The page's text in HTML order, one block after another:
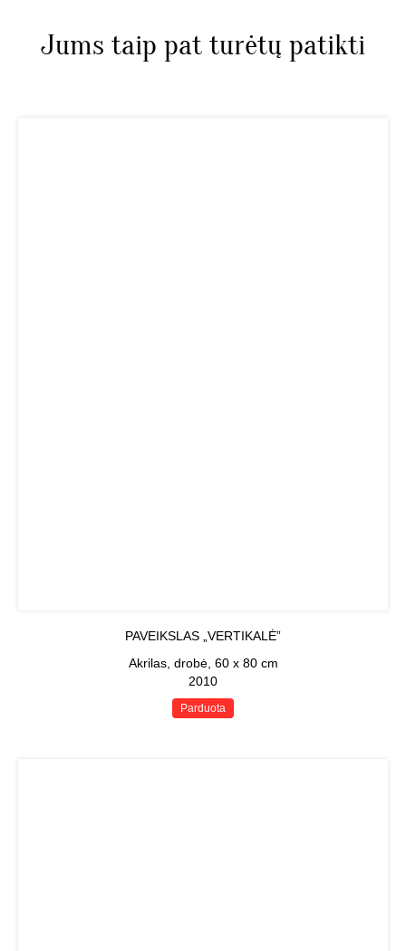
Jums taip pat turėtų patikti
PAVEIKSLAS „VERTIKALĖ”
Akrilas, drobė, 60 x 80 cm
2010
Parduota